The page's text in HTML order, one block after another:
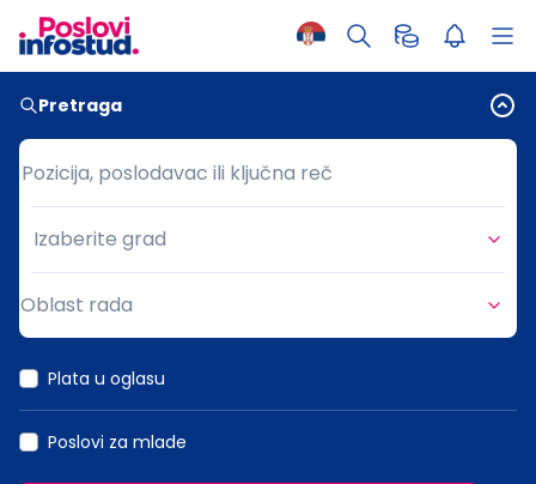
Pretraga
Pozicija, poslodavac ili ključna reč
Pozicija, poslodavac ili ključna reč
Grad
Izaberite grad
Oblast rada
Plata u oglasu
Poslovi za mlade